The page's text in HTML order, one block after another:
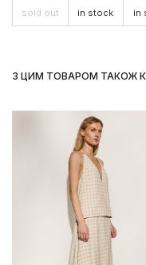
sold out
in stock
in
З ЦИМ ТОВАРОМ ТАКОЖ